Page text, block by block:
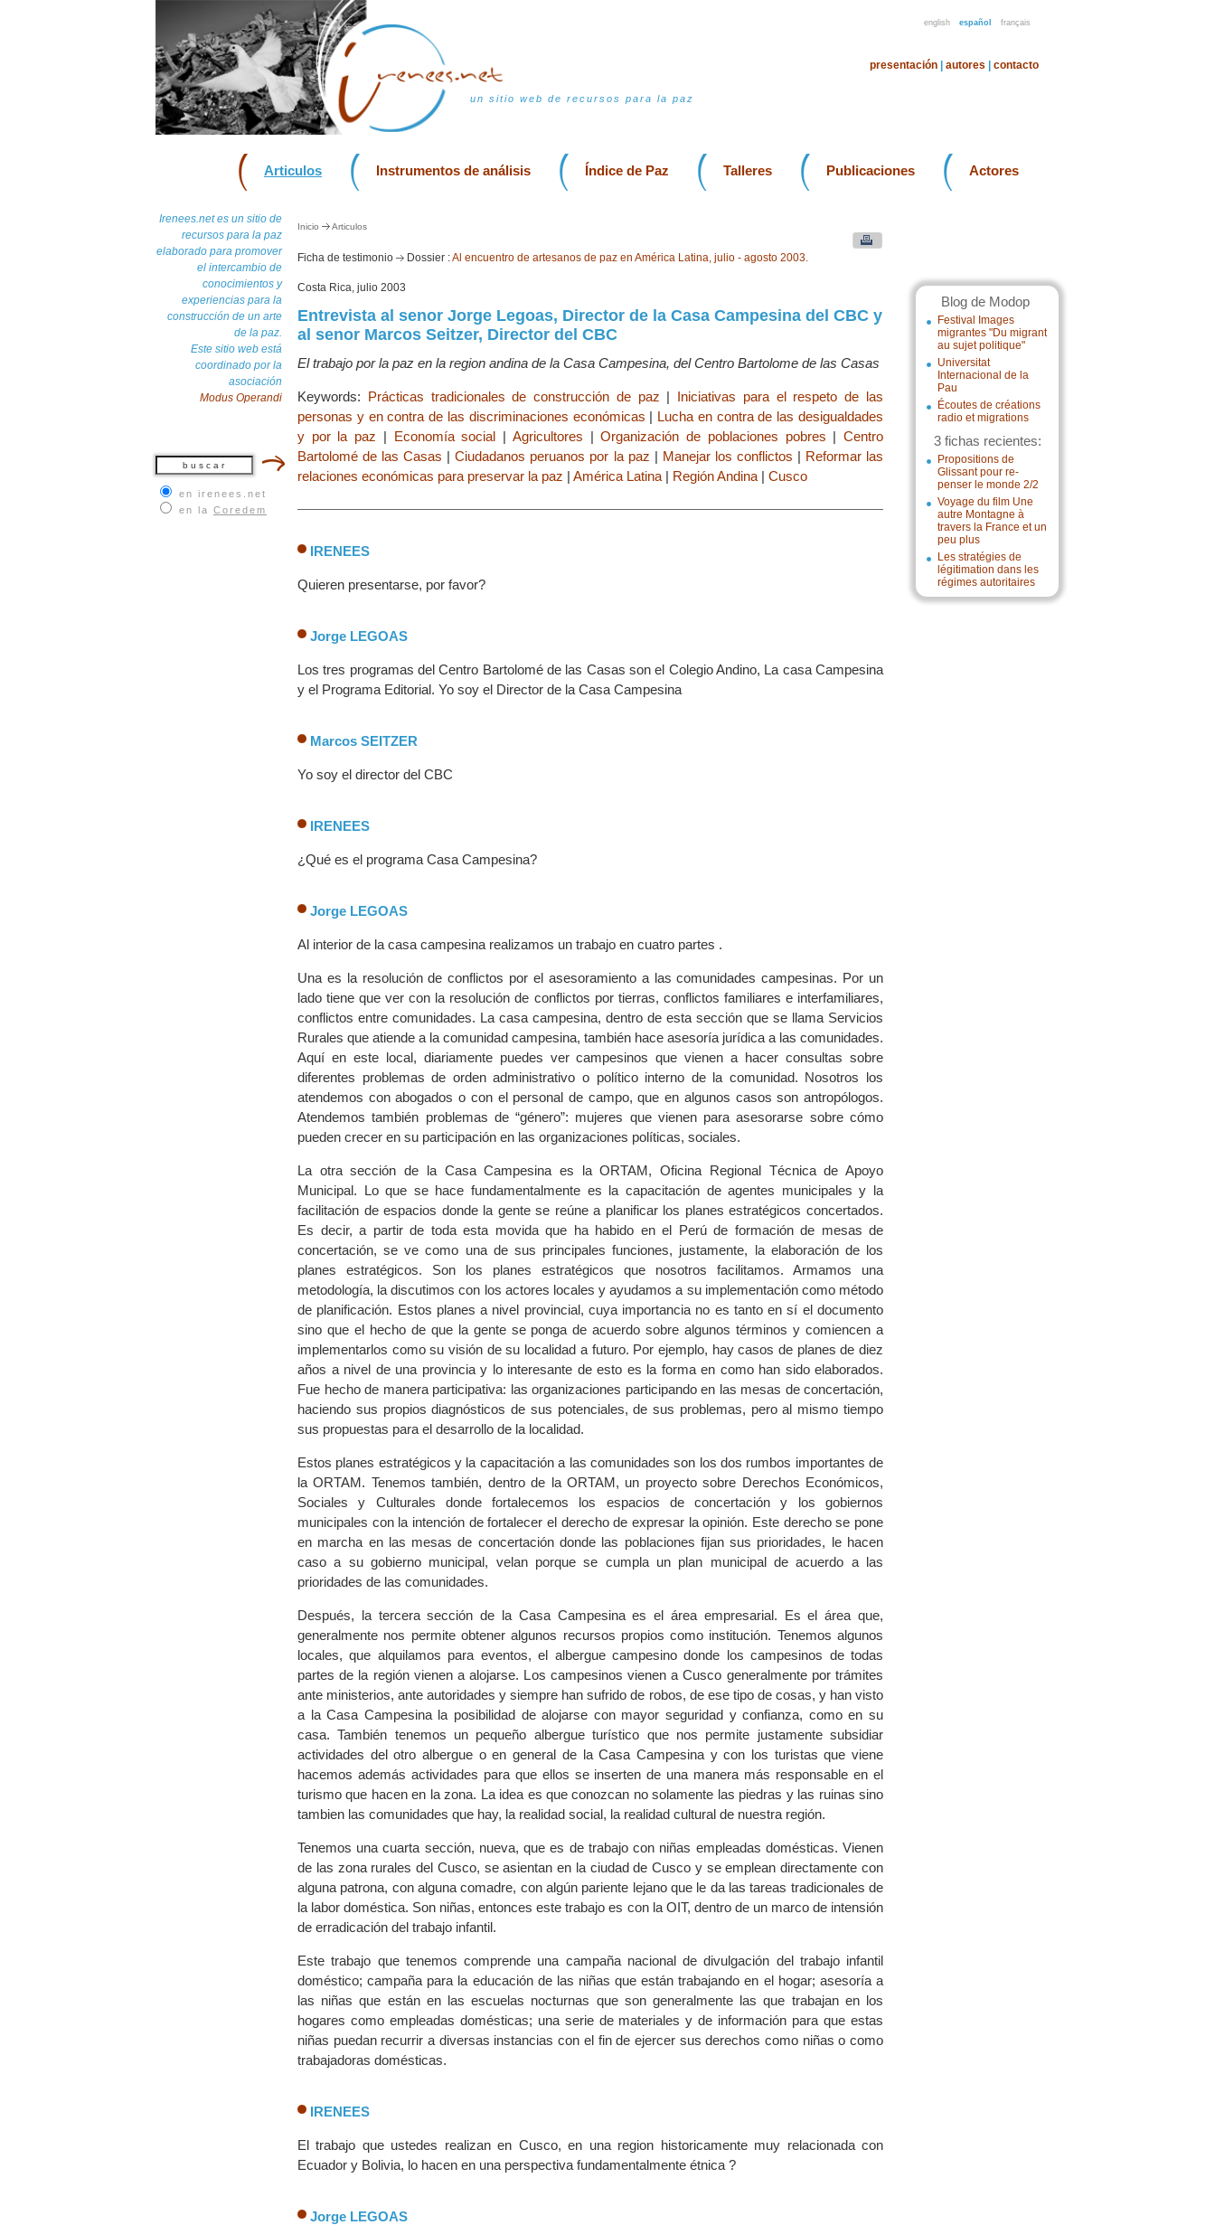
english español français
un sitio web de recursos para la paz
presentación autores contacto
Articulos Instrumentos de análisis Índice de Paz Talleres Publicaciones Actores
Irenees.net es un sitio de
recursos para la paz
elaborado para promover
el intercambio de
conocimientos y
experiencias para la
construcción de un arte
de la paz.
Este sitio web está
coordinado por la
asociación
Modus Operandi
en irenees.net
en la Coredem
Blog de Modop
Festival Images
migrantes "Du migrant
au sujet politique"
Universitat
Internacional de la
Pau
Écoutes de créations
radio et migrations
3 fichas recientes:
Propositions de
Glissant pour re-
penser le monde 2/2
Voyage du film Une
autre Montagne à
travers la France et un
peu plus
Les stratégies de
légitimation dans les
régimes autoritaires
Inicio Articulos
Ficha de testimonio Dossier :Al encuentro de artesanos de paz en América Latina, julio - agosto 2003.
Costa Rica, julio 2003
Entrevista al senor Jorge Legoas, Director de la Casa Campesina del CBC y
al senor Marcos Seitzer, Director del CBC
El trabajo por la paz en la region andina de la Casa Campesina, del Centro Bartolome de las Casas
Keywords: Prácticas tradicionales de construcción de paz | Iniciativas para el respeto de las
personas y en contra de las discriminaciones económicas | Lucha en contra de las desigualdades
y por la paz | Economía social | Agricultores |Organización de poblaciones pobres |Centro
Bartolomé de las Casas |Ciudadanos peruanos por la paz | Manejar los conflictos | Reformar las
relaciones económicas para preservar la paz | América Latina | Región Andina | Cusco
IRENEES
Quieren presentarse, por favor?
Jorge LEGOAS
Los tres programas del Centro Bartolomé de las Casas son el Colegio Andino, La casa Campesina
y el Programa Editorial. Yo soy el Director de la Casa Campesina
Marcos SEITZER
Yo soy el director del CBC
IRENEES
¿Qué es el programa Casa Campesina?
Jorge LEGOAS
Al interior de la casa campesina realizamos un trabajo en cuatro partes .
Una es la resolución de conflictos por el asesoramiento a las comunidades campesinas. Por un
lado tiene que ver con la resolución de conflictos por tierras, conflictos familiares e interfamiliares,
conflictos entre comunidades. La casa campesina, dentro de esta sección que se llama Servicios
Rurales que atiende a la comunidad campesina, también hace asesoría jurídica a las comunidades.
Aquí en este local, diariamente puedes ver campesinos que vienen a hacer consultas sobre
diferentes problemas de orden administrativo o político interno de la comunidad. Nosotros los
atendemos con abogados o con el personal de campo, que en algunos casos son antropólogos.
Atendemos también problemas de “género”: mujeres que vienen para asesorarse sobre cómo
pueden crecer en su participación en las organizaciones políticas, sociales.
La otra sección de la Casa Campesina es la ORTAM, Oficina Regional Técnica de Apoyo
Municipal. Lo que se hace fundamentalmente es la capacitación de agentes municipales y la
facilitación de espacios donde la gente se reúne a planificar los planes estratégicos concertados.
Es decir, a partir de toda esta movida que ha habido en el Perú de formación de mesas de
concertación, se ve como una de sus principales funciones, justamente, la elaboración de los
planes estratégicos. Son los planes estratégicos que nosotros facilitamos. Armamos una
metodología, la discutimos con los actores locales y ayudamos a su implementación como método
de planificación. Estos planes a nivel provincial, cuya importancia no es tanto en sí el documento
sino que el hecho de que la gente se ponga de acuerdo sobre algunos términos y comiencen a
implementarlos como su visión de su localidad a futuro. Por ejemplo, hay casos de planes de diez
años a nivel de una provincia y lo interesante de esto es la forma en como han sido elaborados.
Fue hecho de manera participativa: las organizaciones participando en las mesas de concertación,
haciendo sus propios diagnósticos de sus potenciales, de sus problemas, pero al mismo tiempo
sus propuestas para el desarrollo de la localidad.
Estos planes estratégicos y la capacitación a las comunidades son los dos rumbos importantes de
la ORTAM. Tenemos también, dentro de la ORTAM, un proyecto sobre Derechos Económicos,
Sociales y Culturales donde fortalecemos los espacios de concertación y los gobiernos
municipales con la intención de fortalecer el derecho de expresar la opinión. Este derecho se pone
en marcha en las mesas de concertación donde las poblaciones fijan sus prioridades, le hacen
caso a su gobierno municipal, velan porque se cumpla un plan municipal de acuerdo a las
prioridades de las comunidades.
Después, la tercera sección de la Casa Campesina es el área empresarial. Es el área que,
generalmente nos permite obtener algunos recursos propios como institución. Tenemos algunos
locales, que alquilamos para eventos, el albergue campesino donde los campesinos de todas
partes de la región vienen a alojarse. Los campesinos vienen a Cusco generalmente por trámites
ante ministerios, ante autoridades y siempre han sufrido de robos, de ese tipo de cosas, y han visto
a la Casa Campesina la posibilidad de alojarse con mayor seguridad y confianza, como en su
casa. También tenemos un pequeño albergue turístico que nos permite justamente subsidiar
actividades del otro albergue o en general de la Casa Campesina y con los turistas que viene
hacemos además actividades para que ellos se inserten de una manera más responsable en el
turismo que hacen en la zona. La idea es que conozcan no solamente las piedras y las ruinas sino
tambien las comunidades que hay, la realidad social, la realidad cultural de nuestra región.
Tenemos una cuarta sección, nueva, que es de trabajo con niñas empleadas domésticas. Vienen
de las zona rurales del Cusco, se asientan en la ciudad de Cusco y se emplean directamente con
alguna patrona, con alguna comadre, con algún pariente lejano que le da las tareas tradicionales de
la labor doméstica. Son niñas, entonces este trabajo es con la OIT, dentro de un marco de intensión
de erradicación del trabajo infantil.
Este trabajo que tenemos comprende una campaña nacional de divulgación del trabajo infantil
doméstico; campaña para la educación de las niñas que están trabajando en el hogar; asesoría a
las niñas que están en las escuelas nocturnas que son generalmente las que trabajan en los
hogares como empleadas domésticas; una serie de materiales y de información para que estas
niñas puedan recurrir a diversas instancias con el fin de ejercer sus derechos como niñas o como
trabajadoras domésticas.
IRENEES
El trabajo que ustedes realizan en Cusco, en una region historicamente muy relacionada con
Ecuador y Bolivia, lo hacen en una perspectiva fundamentalmente étnica ?
Jorge LEGOAS